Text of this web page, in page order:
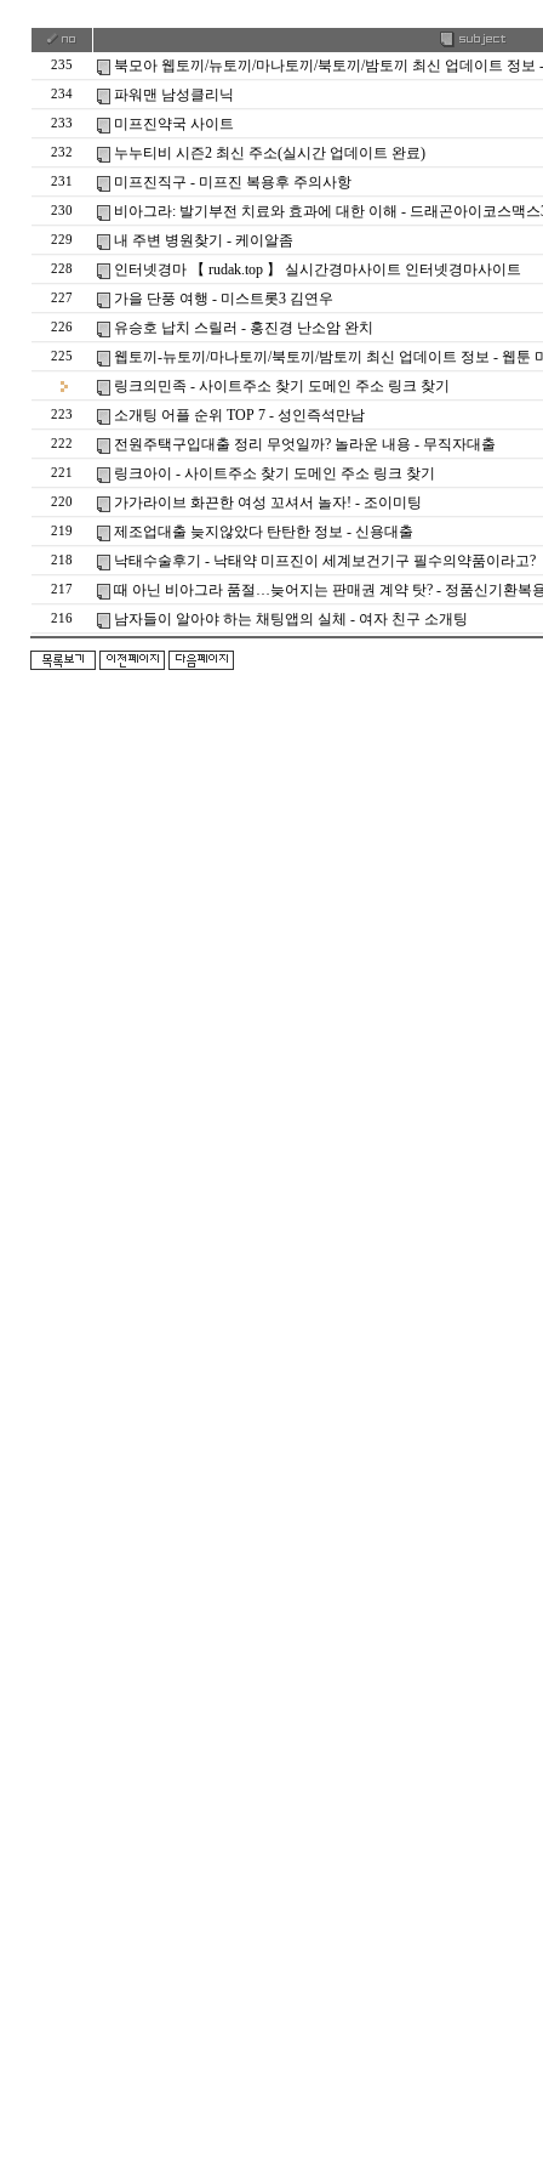
235 북모아 웹토끼/뉴토끼/마나토끼/북토끼/밤토끼 최신 업데이트 정보
234 파워맨 남성클리닉
233 미프진약국 사이트
232 누누티비 시즌2 최신 주소(실시간 업데이트 완료)
231 미프진직구 - 미프진 복용후 주의사항
230 비아그라: 발기부전 치료와 효과에 대한 이해 - 드래곤아이코스맥
229 내 주변 병원찾기 - 케이알좀
228 인터넷경마 【 rudak.top 】 실시간경마사이트 인터넷경마사이트
227 가을 단풍 여행 - 미스트롯3 김연우
226 유승호 납치 스릴러 - 홍진경 난소암 완치
225
웹토끼-뉴토끼/마나토끼/북토끼/밤토끼 최신 업데이트 정보 - 웹툰
링크의민족 - 사이트주소 찾기 도메인 주소 링크 찾기
223 소개팅 어플 순위 TOP 7 - 성­인­즉­석­만­남
222 전원주택구입대출 정리 무엇일까? 놀라운 내용 - 무직자대출
221 링크아이 - 사이트주소 찾기 도메인 주소 링크 찾기
220 가가라이브 화끈한 여성 꼬셔서 놀자! - 조­이­미­팅
219 제조업대출 늦지않았다 탄탄한 정보 - 신용대출
218 낙태수술후기 - 낙태약 미프진이 세계보건기구 필수의약품이라고?
217 때 아닌 비아그라 품절…늦어지는 판매권 계약 탓? - 정품신기환복
216 남자들이 알아야 하는 채팅앱의 실체 - 여자 친구 소개팅